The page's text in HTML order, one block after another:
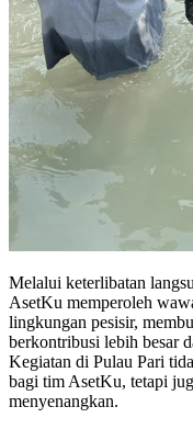
Melalui keterlibatan
AsetKu memperoleh
lingkungan pesisir,
berkontribusi lebih besar
Kegiatan di Pulau Pari
bagi tim AsetKu, tetapi
menyenangkan.